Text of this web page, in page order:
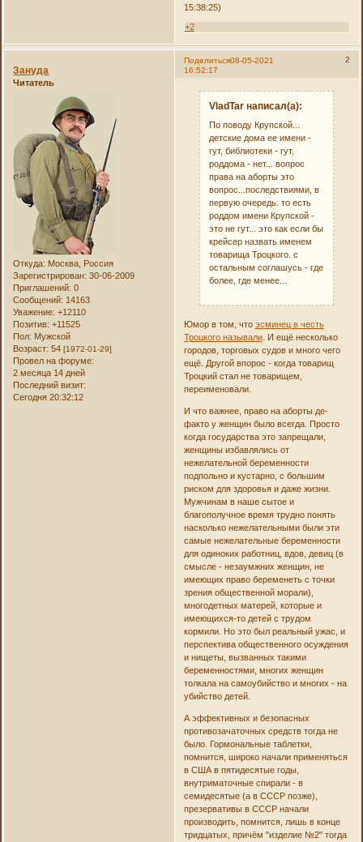
15:38:25)
+2
Поделиться 2
08-05-2021
16:52:17
Зануда
Читатель
Откуда: Москва, Россия
Зарегистрирован: 30-06-2009
Приглашений: 0
Сообщений: 14163
Уважение: +12110
Позитив: +11525
Пол: Мужской
Возраст: 54[1972-01-29]
Провел на форуме:
2 месяца 14 дней
Последний визит:
Сегодня 20:32:12
VladTar написал(а):
По поводу Крупской...
детские дома ее имени -
гут, библиотеки - гут,
роддома - нет... вопрос
права на аборты это
вопрос...последствиями, в
первую очередь. то есть
роддом имени Крупской -
это не гут... это как если бы
крейсер назвать именем
товарища Троцкого. с
остальным соглашусь - где
более, где менее...
Юмор в том, что эсминец в честь
Троцкого называли. И ещё несколько
городов, торговых судов и много чего
ещё. Другой впорос - когда товарищ
Троцкий стал не товарищем,
переименовали.
И что важнее, право на аборты де-
факто у женщин было всегда. Просто
когда государства это запрещали,
женщины избавлялись от
нежелательной беременности
подпольно и кустарно, с большим
риском для здоровья и даже жизни.
Мужчинам в наше сытое и
благополучное время трудно понять
насколько нежелательными были эти
самые нежелательные беременности
для одиноких работниц, вдов, девиц (в
смысле - незаумжних женщин, не
имеющих право беременеть с точки
зрения общественной морали),
многодетных матерей, которые и
имеющихся-то детей с трудом
кормили. Но это был реальный ужас, и
перспектива общественного осуждения
и нищеты, вызванных такими
беременностями, многих женщин
толкала на самоубийство и многих - на
убийство детей.
А эффективных и безопасных
противозачаточных средств тогда не
было. Гормональные таблетки,
помнится, широко начали применяться
в США в пятидесятые годы,
внутриматочные спирали - в
семидесятые (а в СССР позже),
презервативы в СССР начали
производить, помнится, лишь в конце
тридцатых, причём "изделие №2" тогда